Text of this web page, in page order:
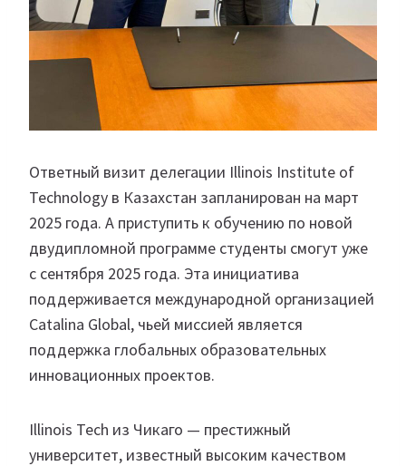
Ответный визит делегации Illinois Institute of
Technology в Казахстан запланирован на март
2025 года. А приступить к обучению по новой
двудипломной программе студенты смогут уже
с сентября 2025 года. Эта инициатива
поддерживается международной организацией
Catalina Global, чьей миссией является
поддержка глобальных образовательных
инновационных проектов.
Illinois Tech из Чикаго — престижный
университет, известный высоким качеством